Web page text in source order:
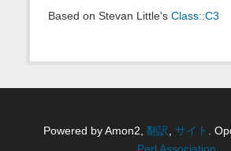
Based on Stevan Little's Class::C3
Powered by Amon2, 翻訳 サイト .